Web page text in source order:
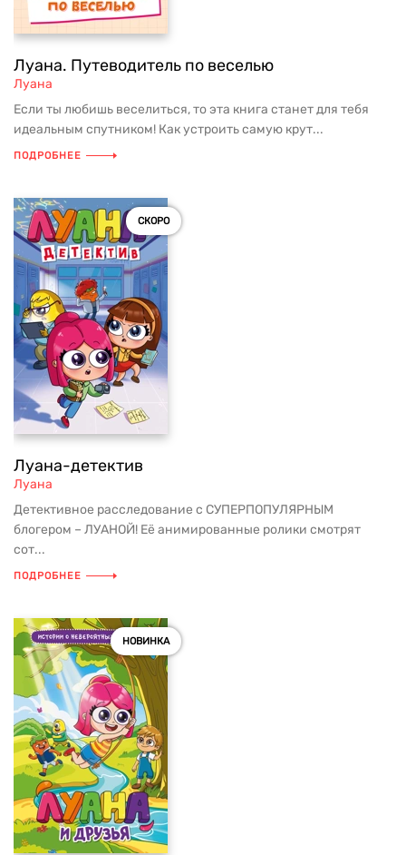
Луана. Путеводитель по веселью
Луана
Если ты любишь веселиться, то эта книга станет для тебя
идеальным спутником! Как устроить самую крут...
ПОДРОБНЕЕ
СКОРО
Луана-детектив
Луана
Детективное расследование с СУПЕРПОПУЛЯРНЫМ
блогером – ЛУАНОЙ! Её анимированные ролики смотрят
сот...
ПОДРОБНЕЕ
НОВИНКА